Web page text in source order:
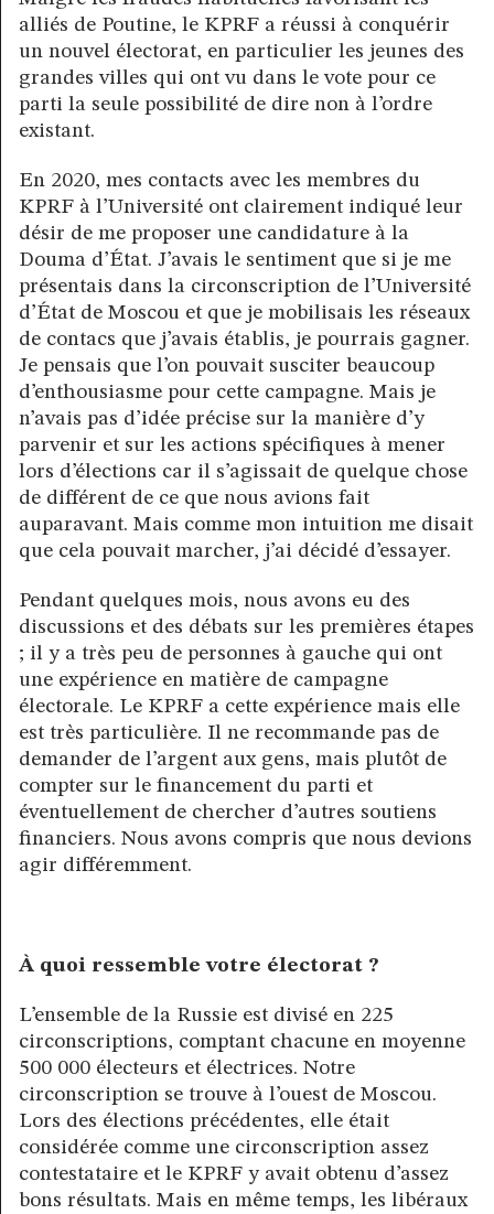
alliés de Poutine, le KPRF a réussi à conquérir
un nouvel électorat, en particulier les jeunes des
grandes villes qui ont vu dans le vote pour ce
parti la seule possibilité de dire non à l’ordre
existant.
En 2020, mes contacts avec les membres du
KPRF à l’Université ont clairement indiqué leur
désir de me proposer une candidature à la
Douma d’État. J’avais le sentiment que si je me
présentais dans la circonscription de l’Université
d’État de Moscou et que je mobilisais les réseaux
de contacs que j’avais établis, je pourrais gagner.
Je pensais que l’on pouvait susciter beaucoup
d’enthousiasme pour cette campagne. Mais je
n’avais pas d’idée précise sur la manière d’y
parvenir et sur les actions spécifiques à mener
lors d’élections car il s’agissait de quelque chose
de différent de ce que nous avions fait
auparavant. Mais comme mon intuition me disait
que cela pouvait marcher, j’ai décidé d’essayer.
Pendant quelques mois, nous avons eu des
discussions et des débats sur les premières étapes
; il y a très peu de personnes à gauche qui ont
une expérience en matière de campagne
électorale. Le KPRF a cette expérience mais elle
est très particulière. Il ne recommande pas de
demander de l’argent aux gens, mais plutôt de
compter sur le financement du parti et
éventuellement de chercher d’autres soutiens
financiers. Nous avons compris que nous devions
agir différemment.
À quoi ressemble votre électorat ?
L’ensemble de la Russie est divisé en 225
circonscriptions, comptant chacune en moyenne
500 000 électeurs et électrices. Notre
circonscription se trouve à l’ouest de Moscou.
Lors des élections précédentes, elle était
considérée comme une circonscription assez
contestataire et le KPRF y avait obtenu d’assez
bons résultats. Mais en même temps, les libéraux